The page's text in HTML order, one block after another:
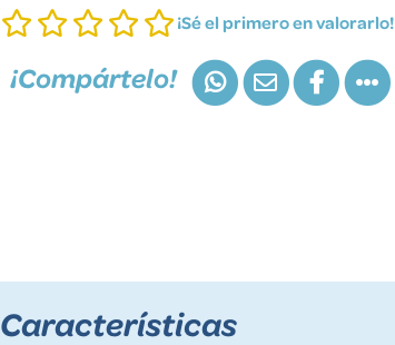
¡Sé el primero en valorarlo!
¡Compártelo!
Características